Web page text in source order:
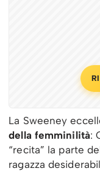
La Sweeney
della femminilità:
“recita” la parte
ragazza